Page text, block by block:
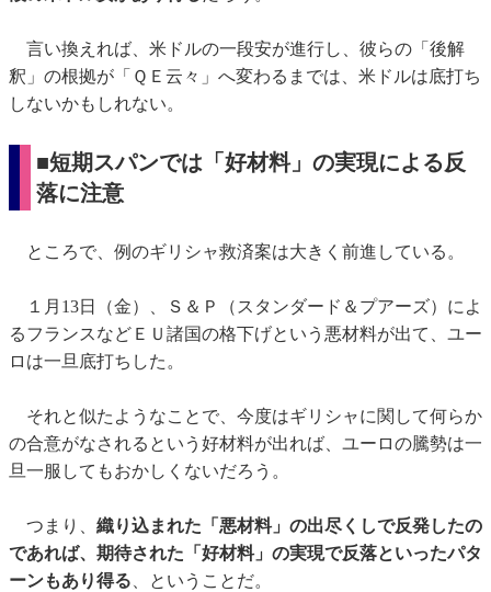
言い換えれば、米ドルの一段安が進行し、彼らの「後解
釈」の根拠が「ＱＥ云々」へ変わるまでは、米ドルは底打ち
しないかもしれない。
■短期スパンでは「好材料」の実現による反
落に注意
ところで、例のギリシャ救済案は大きく前進している。
１月13日（金）、Ｓ＆Ｐ（スタンダード＆プアーズ）によ
るフランスなどＥＵ諸国の格下げという悪材料が出て、ユー
ロは一旦底打ちした。
それと似たようなことで、今度はギリシャに関して何らか
の合意がなされるという好材料が出れば、ユーロの騰勢は一
旦一服してもおかしくないだろう。
つまり、 織り込まれた「悪材料」の出尽くしで反発したの
であれば、期待された「好材料」の実現で反落といったパタ
ーンもあり得る 、ということだ。